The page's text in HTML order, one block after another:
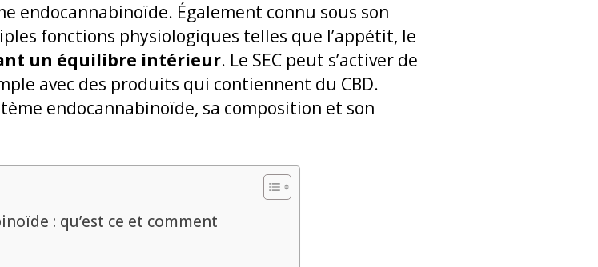
endocannabinoïde. Également connu sous son
fonctions physiologiques telles que l’appétit, le
un équilibre intérieur. Le SEC peut s’activer de
avec des produits qui contiennent du CBD.
endocannabinoïde, sa composition et son
: qu’est ce et comment